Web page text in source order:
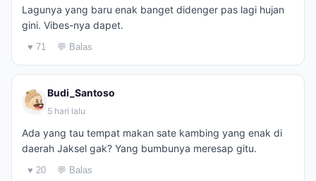
Lagunya yang baru enak banget didenger pas lagi hujan
gini. Vibes-nya dapet.
♥ 71 💬 Balas
Budi_Santoso
5 hari lalu
Ada yang tau tempat makan sate kambing yang enak di
daerah Jaksel gak? Yang bumbunya meresap gitu.
♥ 20 💬 Balas